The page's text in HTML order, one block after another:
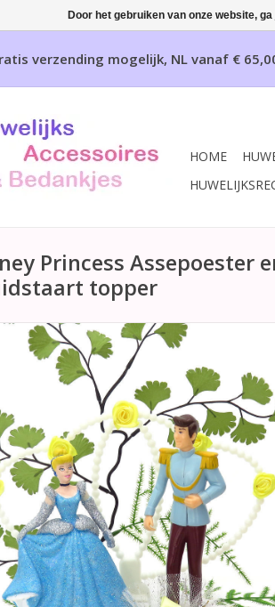
verzending mogelijk, NL vanaf €
HOME
Princess Assepoester
topper
Door het gebruiken van onze website,